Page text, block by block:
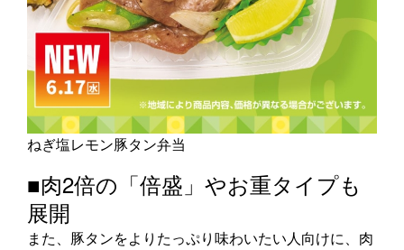
ねぎ塩レモン豚タン弁当
■肉2倍の「倍盛」やお重タイプも
展開
また、豚タンをよりたっぷり味わいたい人向けに、肉